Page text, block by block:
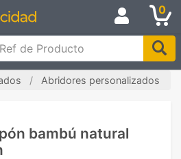
0
de Producto
Abridores personalizados
bambú natural